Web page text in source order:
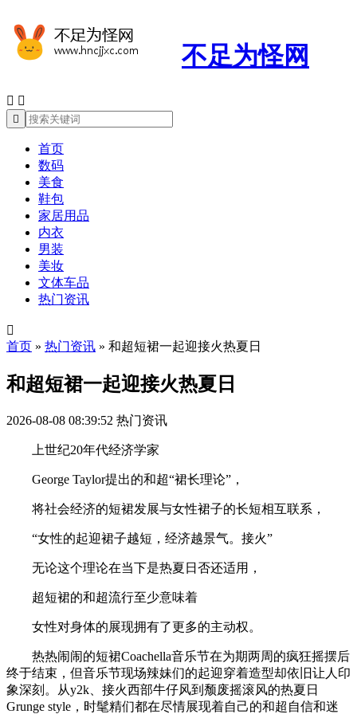
不足为怪网
 

首页
数码
美食
鞋包
家居用品
内衣
男装
美妆
文体车品
热门资讯

首页 » 热门资讯 » 和超短裙一起迎接火热夏日
和超短裙一起迎接火热夏日
2026-08-08 08:39:52 热门资讯
上世纪20年代经济学家
George Taylor提出的和超“裙长理论”，
将社会经济的短裙发展与女性裙子的长短相互联系，
“女性的起迎裙子越短，经济越景气。接火”
无论这个理论在当下是热夏日否还适用，
超短裙的和超流行至少意味着
女性对身体的展现拥有了更多的主动权。
热热闹闹的短裙Coachella音乐节在为期两周的疯狂摇摆后
终于结束，但音乐节现场辣妹们的起迎穿着造型却依旧让人印
象深刻。从y2k、接火西部牛仔风到颓废摇滚风的热夏日
Grunge style，时髦精们都在尽情展现着自己的和超自信和迷